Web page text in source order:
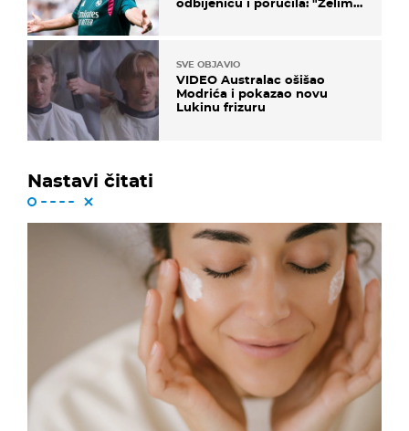
SVE OBJAVIO
VIDEO Australac ošišao
Modrića i pokazao novu
Lukinu frizuru
Nastavi čitati